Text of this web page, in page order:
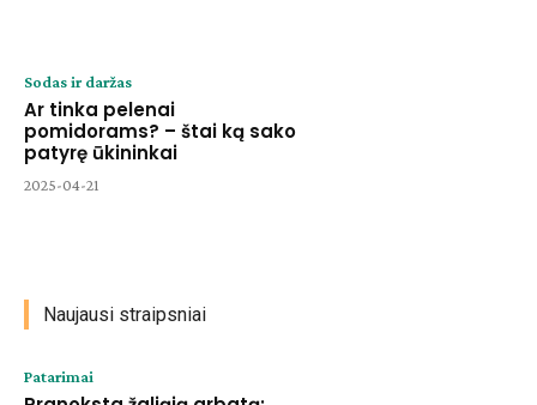
Sodas ir daržas
Ar tinka pelenai
pomidorams? – štai ką sako
patyrę ūkininkai
2025-04-21
Naujausi straipsniai
Patarimai